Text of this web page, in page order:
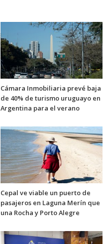
Cámara Inmobiliaria prevé baja
de 40% de turismo uruguayo en
Argentina para el verano
Cepal ve viable un puerto de
pasajeros en Laguna Merín que
una Rocha y Porto Alegre